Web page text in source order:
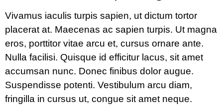
Vivamus iaculis turpis sapien, ut dictum tortor
placerat at. Maecenas ac sapien turpis. Ut magna
eros, porttitor vitae arcu et, cursus ornare ante.
Nulla facilisi. Quisque id efficitur lacus, sit amet
accumsan nunc. Donec finibus dolor augue.
Suspendisse potenti. Vestibulum arcu diam,
fringilla in cursus ut, congue sit amet neque.